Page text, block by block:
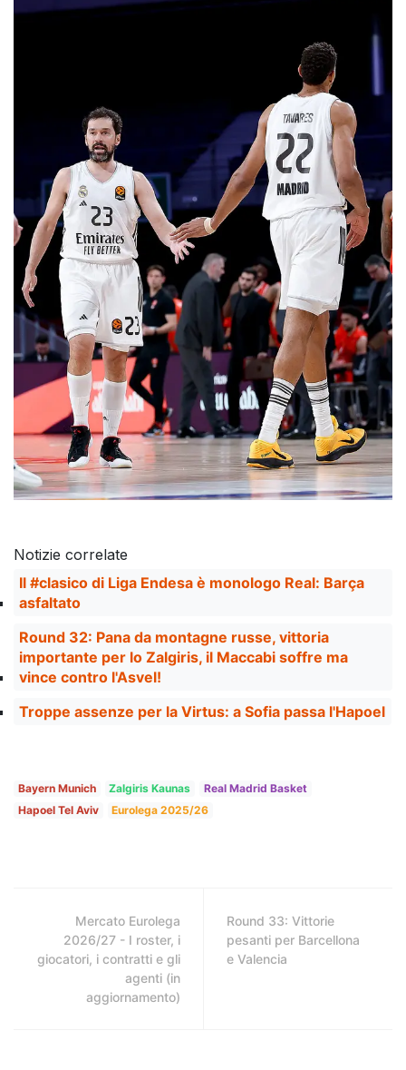
Notizie correlate
Il #clasico di Liga Endesa è monologo Real: Barça
asfaltato
Round 32: Pana da montagne russe, vittoria
importante per lo Zalgiris, il Maccabi soffre ma
vince contro l'Asvel!
Troppe assenze per la Virtus: a Sofia passa l'Hapoel
Bayern Munich Zalgiris Kaunas
Real Madrid Basket
Hapoel Tel Aviv
Eurolega 2025/26
Mercato Eurolega
2026/27 - I roster, i
giocatori, i contratti e gli
agenti (in
aggiornamento)
Round 33: Vittorie
pesanti per Barcellona
e Valencia